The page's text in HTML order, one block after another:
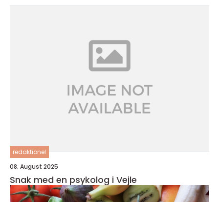
redaktionel
08. August 2025
Snak med en psykolog i Vejle